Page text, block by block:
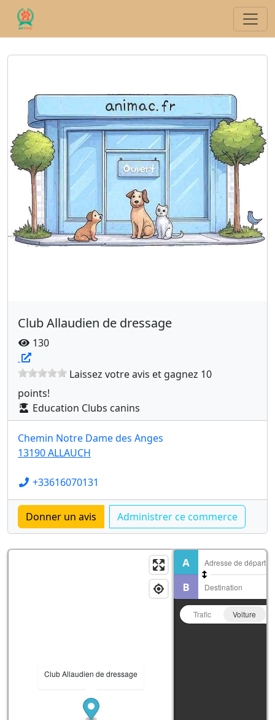
Club Allaudien de dressage
130
Laissez votre avis et gagnez 10
points!
Education Clubs canins
Chemin Notre Dame des Anges
13190 ALLAUCH
+33616070131
Club Allaudien de dressage
Trafic Voiture